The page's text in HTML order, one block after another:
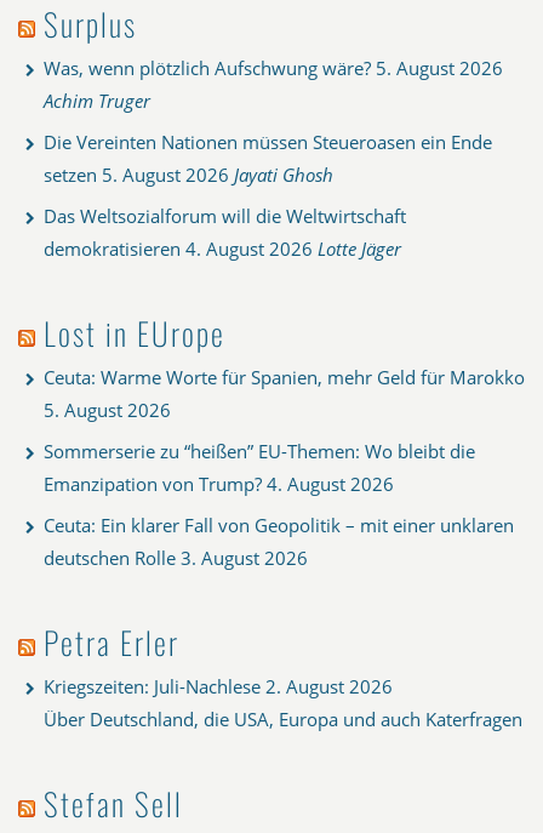
Surplus
Was, wenn plötzlich Aufschwung wäre? 5. August 2026
Achim Truger
Die Vereinten Nationen müssen Steueroasen ein Ende
setzen 5. August 2026 Jayati Ghosh
Das Weltsozialforum will die Weltwirtschaft
demokratisieren 4. August 2026 Lotte Jäger
Lost in EUrope
Ceuta: Warme Worte für Spanien, mehr Geld für Marokko
5. August 2026
Sommerserie zu “heißen” EU-Themen: Wo bleibt die
Emanzipation von Trump? 4. August 2026
Ceuta: Ein klarer Fall von Geopolitik – mit einer unklaren
deutschen Rolle 3. August 2026
Petra Erler
Kriegszeiten: Juli-Nachlese 2. August 2026
Über Deutschland, die USA, Europa und auch Katerfragen
Stefan Sell